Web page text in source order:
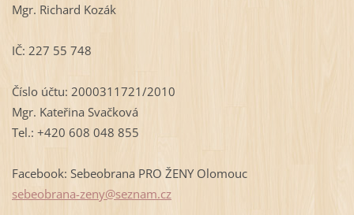
Mgr. Richard Kozák
IČ: 227 55 748
Číslo účtu: 2000311721/2010
Mgr. Kateřina Svačková
Tel.: +420 608 048 855
Facebook: Sebeobrana PRO ŽENY Olomouc
sebeobrana-zeny@seznam.cz